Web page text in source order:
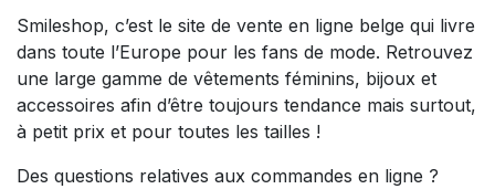
Smileshop, c’est le site de vente en ligne belge qui livre
dans toute l’Europe pour les fans de mode. Retrouvez
une large gamme de vêtements féminins, bijoux et
accessoires afin d’être toujours tendance mais surtout,
à petit prix et pour toutes les tailles !
Des questions relatives aux commandes en ligne ?